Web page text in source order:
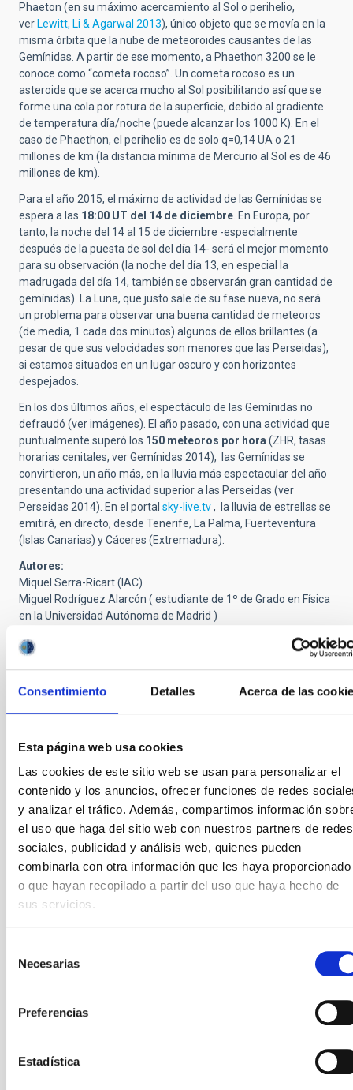
Consentimiento Detalles Acerca de las
Esta página web usa cookies
Las cookies de este sitio web se usan para personalizar el
contenido y los anuncios, ofrecer funciones de redes
y analizar el tráfico. Además, compartimos información
el uso que haga del sitio web con nuestros partners de redes
sociales, publicidad y análisis web, quienes pueden
combinarla con otra información que les haya proporcionado
o que hayan recopilado a partir del uso que haya hecho de
sus servicios.
Necesarias
Preferencias
Estadística
Phaeton (en su máximo acercamiento al Sol o perihelio,
ver Lewitt, Li & Agarwal 2013), único objeto que se movía en la
misma órbita que la nube de meteoroides causantes de las
Gemínidas. A partir de ese momento, a Phaethon 3200 se le
conoce como “cometa rocoso”. Un cometa rocoso es un
asteroide que se acerca mucho al Sol posibilitando así que se
forme una cola por rotura de la superficie, debido al gradiente
de temperatura día/noche (puede alcanzar los 1000 K). En el
caso de Phaethon, el perihelio es de solo q=0,14 UA o 21
millones de km (la distancia mínima de Mercurio al Sol es de 46
millones de km).
Para el año 2015, el máximo de actividad de las Gemínidas se
espera a las 18:00 UT del 14 de diciembre. En Europa, por
tanto, la noche del 14 al 15 de diciembre -especialmente
después de la puesta de sol del día 14- será el mejor momento
para su observación (la noche del día 13, en especial la
madrugada del día 14, también se observarán gran cantidad de
gemínidas). La Luna, que justo sale de su fase nueva, no será
un problema para observar una buena cantidad de meteoros
(de media, 1 cada dos minutos) algunos de ellos brillantes (a
pesar de que sus velocidades son menores que las Perseidas),
si estamos situados en un lugar oscuro y con horizontes
despejados.
En los dos últimos años, el espectáculo de las Gemínidas no
defraudó (ver imágenes). El año pasado, con una actividad que
puntualmente superó los 150 meteoros por hora(ZHR, tasas
horarias cenitales, ver Gemínidas 2014), las Gemínidas se
convirtieron, un año más, en la lluvia más espectacular del año
presentando una actividad superior a las Perseidas (ver
Perseidas 2014). En el portal sky-live.tv, la lluvia de estrellas se
emitirá, en directo, desde Tenerife, La Palma, Fuerteventura
(Islas Canarias) y Cáceres (Extremadura).
Autores:
Miquel Serra-Ricart (IAC)
Miguel Rodríguez Alarcón ( estudiante de 1º de Grado en Física
en la Universidad Autónoma de Madrid )
Este artículo ha sido publicado en la versión digital del
periódico
con fecha 12 de diciembre de 2015:
http://elpais.com/elpais/2015/12/10/ciencia/
Entradas recientes
Trío de eclipses 2026-2028: Una oportunidad histórica
Cómo los eclipses nos enseñaron a ser libres